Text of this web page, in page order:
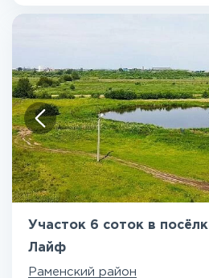
Участок 6 соток в
Лайф
Раменский район